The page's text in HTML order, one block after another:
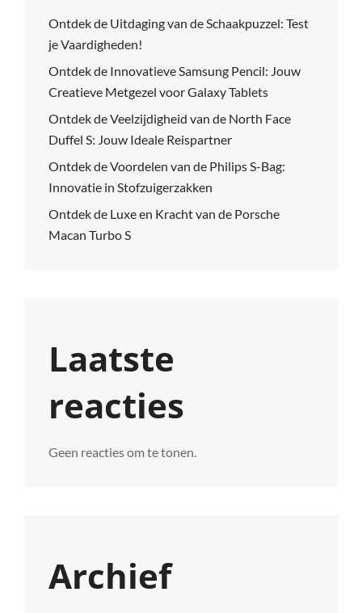
Ontdek de Uitdaging van de Schaakpuzzel: Test
je Vaardigheden!
Ontdek de Innovatieve Samsung Pencil: Jouw
Creatieve Metgezel voor Galaxy Tablets
Ontdek de Veelzijdigheid van de North Face
Duffel S: Jouw Ideale Reispartner
Ontdek de Voordelen van de Philips S-Bag:
Innovatie in Stofzuigerzakken
Ontdek de Luxe en Kracht van de Porsche
Macan Turbo S
Laatste
reacties
Geen reacties om te tonen.
Archief